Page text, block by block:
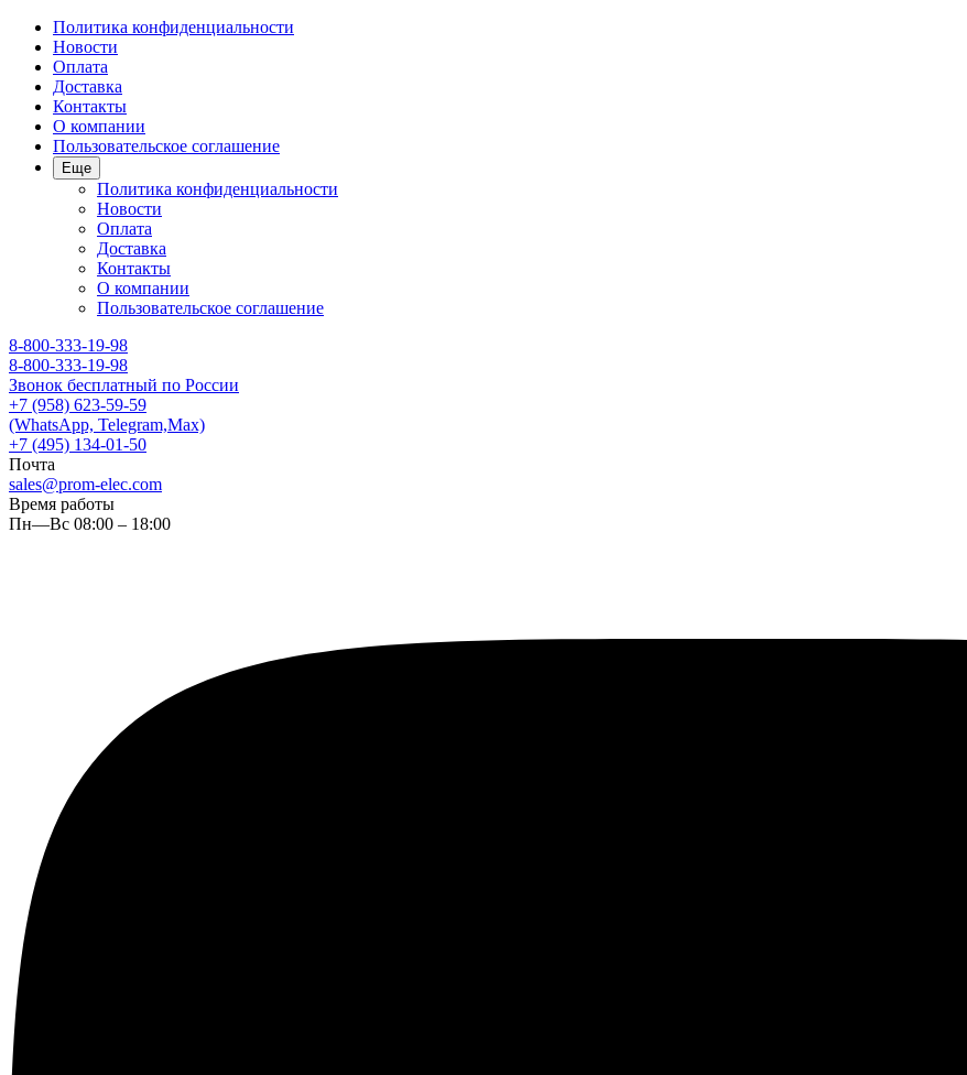
Политика конфиденциальности
Новости
Оплата
Доставка
Контакты
О компании
Пользовательское соглашение
Еще
Политика конфиденциальности
Новости
Оплата
Доставка
Контакты
О компании
Пользовательское соглашение
8-800-333-19-98
8-800-333-19-98
Звонок бесплатный по России
+7 (958) 623-59-59
(WhatsApp, Telegram,Max)
+7 (495) 134-01-50
Почта
sales@prom-elec.com
Время работы
Пн—Вс 08:00 – 18:00